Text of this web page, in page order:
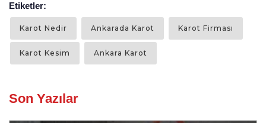
Etiketler:
Son Yazılar